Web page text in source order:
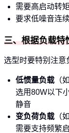
需要高启动转
要求低噪音连
三、根据负载特
选型时要特别注意
低惯量负载 （
选用80W以下
静音
变负荷负载 （
需要支持频繁